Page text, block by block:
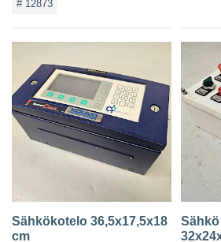
# 12873
Sähkökotelo 36,5x17,5x18
cm